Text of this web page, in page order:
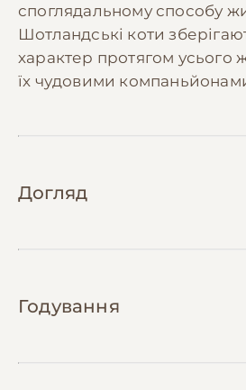
споглядальному способу
Шотландські коти
характер протягом усього
їх чудовими
Догляд
кішкою вимагає
до шерсті та вух. Шерсть
спеціальною щіткою, а в
Годування